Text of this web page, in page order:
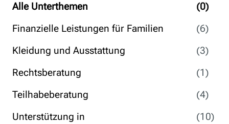
Alle Unterthemen
(0)
Finanzielle Leistungen für Familien
(6)
Kleidung und Ausstattung
(3)
Rechtsberatung
(1)
Teilhabeberatung
(4)
Unterstützung in
(10)